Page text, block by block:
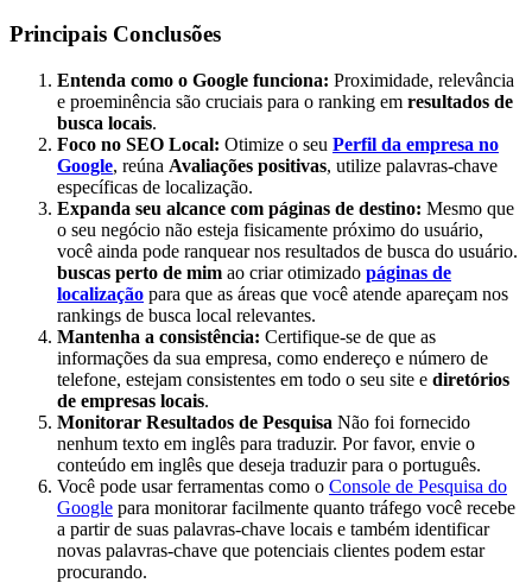
Principais Conclusões
Entenda como o Google funciona: Proximidade, relevância
e proeminência são cruciais para o ranking em resultados de
busca locais.
Foco no SEO Local: Otimize o seu Perfil da empresa no
Google, reúna Avaliações positivas, utilize palavras-chave
específicas de localização.
Expanda seu alcance com páginas de destino: Mesmo que
o seu negócio não esteja fisicamente próximo do usuário,
você ainda pode ranquear nos resultados de busca do usuário.
buscas perto de mim ao criar otimizado páginas de
localização para que as áreas que você atende apareçam nos
rankings de busca local relevantes.
Mantenha a consistência: Certifique-se de que as
informações da sua empresa, como endereço e número de
telefone, estejam consistentes em todo o seu site e diretórios
de empresas locais.
Monitorar Resultados de Pesquisa Não foi fornecido
nenhum texto em inglês para traduzir. Por favor, envie o
conteúdo em inglês que deseja traduzir para o português.
Você pode usar ferramentas como o Console de Pesquisa do
Google para monitorar facilmente quanto tráfego você recebe
a partir de suas palavras-chave locais e também identificar
novas palavras-chave que potenciais clientes podem estar
procurando.